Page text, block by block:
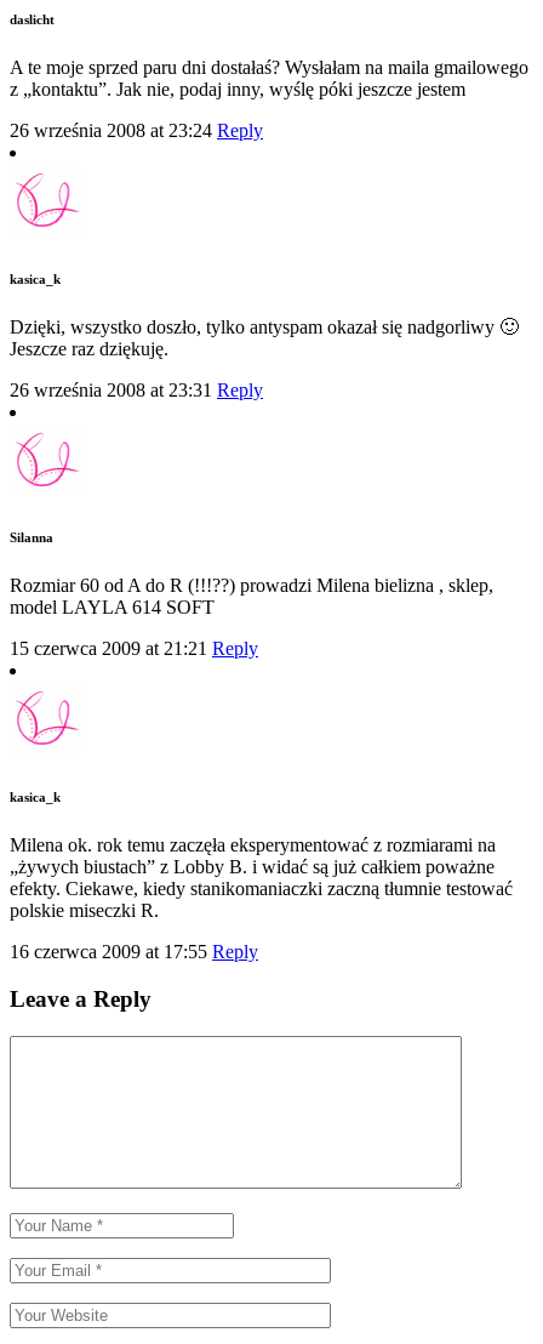
daslicht
A te moje sprzed paru dni dostałaś? Wysłałam na maila gmailowego
z „kontaktu”. Jak nie, podaj inny, wyślę póki jeszcze jestem
26 września 2008 at 23:24 Reply
kasica_k
Dzięki, wszystko doszło, tylko antyspam okazał się nadgorliwy 🙂
Jeszcze raz dziękuję.
26 września 2008 at 23:31 Reply
Silanna
Rozmiar 60 od A do R (!!!??) prowadzi Milena bielizna , sklep,
model LAYLA 614 SOFT
15 czerwca 2009 at 21:21 Reply
kasica_k
Milena ok. rok temu zaczęła eksperymentować z rozmiarami na
„żywych biustach” z Lobby B. i widać są już całkiem poważne
efekty. Ciekawe, kiedy stanikomaniaczki zaczną tłumnie testować
polskie miseczki R.
16 czerwca 2009 at 17:55 Reply
Leave a Reply